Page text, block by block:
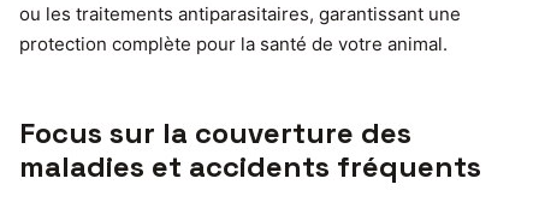
ou les traitements antiparasitaires, garantissant une
protection complète pour la santé de votre animal.
Focus sur la couverture des
maladies et accidents fréquents